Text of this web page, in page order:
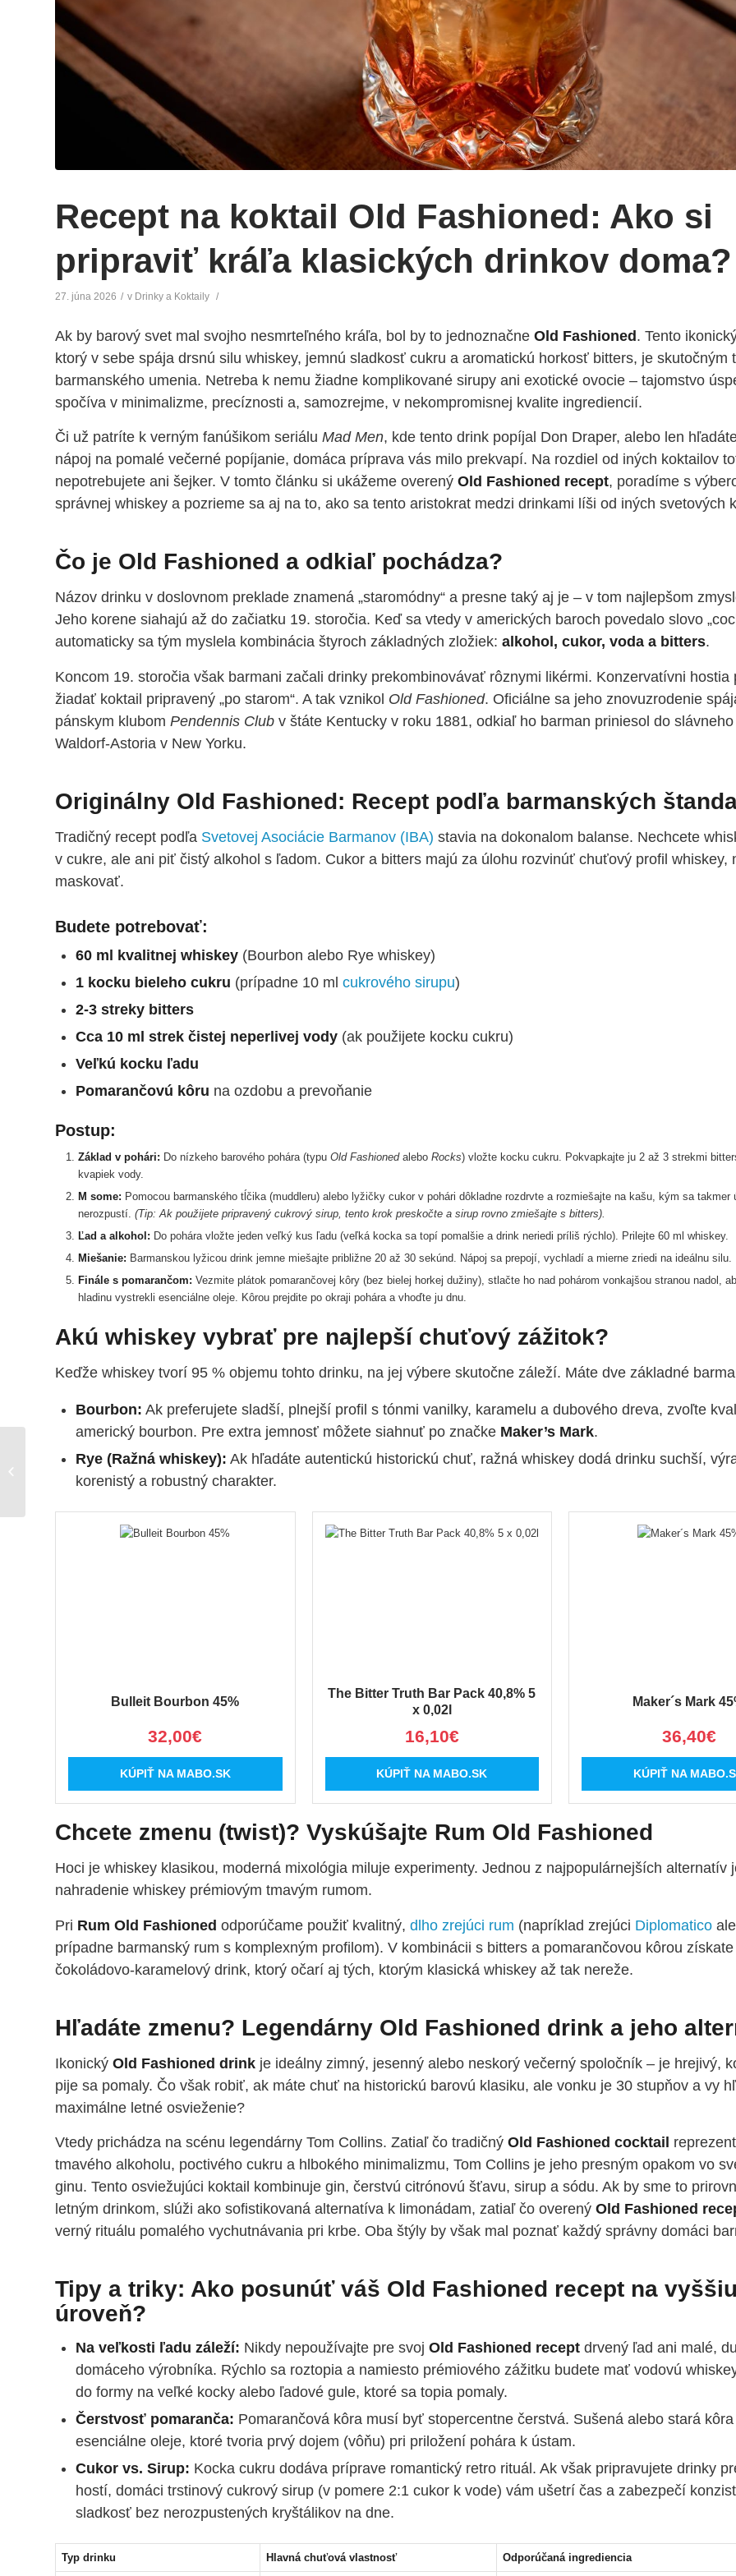
Recept na koktail Old Fashioned: Ako si
pripraviť kráľa klasických drinkov doma?
27. júna 2026 / v Drinky a Koktaily /
Ak by barový svet mal svojho nesmrteľného kráľa, bol by to jednoznačne Old Fashioned. Tento
ktorý v sebe spája drsnú silu whiskey, jemnú sladkosť cukru a aromatickú horkosť bitters, je skutočným
barmanského umenia. Netreba k nemu žiadne komplikované sirupy ani exotické ovocie – tajomstvo
spočíva v minimalizme, precíznosti a, samozrejme, v nekompromisnej kvalite ingrediencií.
Či už patríte k verným fanúšikom seriálu Mad Men, kde tento drink popíjal Don Draper, alebo len
nápoj na pomalé večerné popíjanie, domáca príprava vás milo prekvapí. Na rozdiel od iných koktailov
nepotrebujete ani šejker. V tomto článku si ukážeme overený Old Fashioned recept, poradíme s
správnej whiskey a pozrieme sa aj na to, ako sa tento aristokrat medzi drinkami líši od iných svetových
Čo je Old Fashioned a odkiaľ pochádza?
Názov drinku v doslovnom preklade znamená „staromódny“ a presne taký aj je – v tom najlepšom
Jeho korene siahajú až do začiatku 19. storočia. Keď sa vtedy v amerických baroch povedalo slovo
automaticky sa tým myslela kombinácia štyroch základných zložiek: alkohol, cukor, voda a bitters.
Koncom 19. storočia však barmani začali drinky prekombinovávať rôznymi likérmi. Konzervatívni hostia
žiadať koktail pripravený „po starom“. A tak vznikol Old Fashioned. Oficiálne sa jeho znovuzrodenie
pánskym klubom Pendennis Club v štáte Kentucky v roku 1881, odkiaľ ho barman priniesol do
Waldorf-Astoria v New Yorku.
Originálny Old Fashioned: Recept podľa barmanských
Tradičný recept podľa Svetovej Asociácie Barmanov (IBA) stavia na dokonalom balanse. Nechcete
v cukre, ale ani piť čistý alkohol s ľadom. Cukor a bitters majú za úlohu rozvinúť chuťový profil whiskey,
maskovať.
Budete potrebovať:
60 ml kvalitnej whiskey (Bourbon alebo Rye whiskey)
1 kocku bieleho cukru (prípadne 10 ml cukrového sirupu)
2-3 streky bitters
Cca 10 ml strek čistej neperlivej vody (ak použijete kocku cukru)
Veľkú kocku ľadu
Pomarančovú kôru na ozdobu a prevoňanie
Postup:
Základ v pohári: Do nízkeho barového pohára (typu Old Fashionedalebo Rocks) vložte kocku cukru. Pokvapkajte ju 2 až 3 strekmi
kvapiek vody.
M some: Pomocou barmanského tĺčika (muddleru) alebo lyžičky cukor v pohári dôkladne rozdrvte a rozmiešajte na kašu, kým sa takmer
nerozpustí. (Tip: Ak použijete pripravený cukrový sirup, tento krok preskočte a sirup rovno zmiešajte s bitters).
Ľad a alkohol: Do pohára vložte jeden veľký kus ľadu (veľká kocka sa topí pomalšie a drink neriedi príliš rýchlo). Prilejte 60 ml whiskey.
Miešanie: Barmanskou lyžicou drink jemne miešajte približne 20 až 30 sekúnd. Nápoj sa prepojí, vychladí a mierne zriedi na ideálnu silu.
Finále s pomarančom: Vezmite plátok pomarančovej kôry (bez bielej horkej dužiny), stlačte ho nad pohárom vonkajšou stranou nadol,
hladinu vystrekli esenciálne oleje. Kôrou prejdite po okraji pohára a vhoďte ju dnu.
Akú whiskey vybrať pre najlepší chuťový zážitok?
Keďže whiskey tvorí 95 % objemu tohto drinku, na jej výbere skutočne záleží. Máte dve základné
Bourbon: Ak preferujete sladší, plnejší profil s tónmi vanilky, karamelu a dubového dreva, zvoľte
americký bourbon. Pre extra jemnosť môžete siahnuť po značke Maker’s Mark.
Rye (Ražná whiskey): Ak hľadáte autentickú historickú chuť, ražná whiskey dodá drinku suchší,
korenistý a robustný charakter.
Bulleit Bourbon 45%
32,00€
KÚPIŤ NA MABO.SK
The Bitter Truth Bar Pack 40,8% 5
x 0,02l
16,10€
KÚPIŤ NA MABO.SK
Maker´s Mark
36,40€
KÚPIŤ NA
Chcete zmenu (twist)? Vyskúšajte Rum Old Fashioned
Hoci je whiskey klasikou, moderná mixológia miluje experimenty. Jednou z najpopulárnejších alternatív
nahradenie whiskey prémiovým tmavým rumom.
Pri Rum Old Fashioned odporúčame použiť kvalitný, dlho zrejúci rum (napríklad zrejúci Diplomatico
prípadne barmanský rum s komplexným profilom). V kombinácii s bitters a pomarančovou kôrou
čokoládovo-karamelový drink, ktorý očarí aj tých, ktorým klasická whiskey až tak nereže.
Hľadáte zmenu? Legendárny Old Fashioned drink a jeho
Ikonický Old Fashioned drink je ideálny zimný, jesenný alebo neskorý večerný spoločník – je hrejivý,
pije sa pomaly. Čo však robiť, ak máte chuť na historickú barovú klasiku, ale vonku je 30 stupňov a vy
maximálne letné osvieženie?
Vtedy prichádza na scénu legendárny Tom Collins. Zatiaľ čo tradičný Old Fashioned cocktail
tmavého alkoholu, poctivého cukru a hlbokého minimalizmu, Tom Collins je jeho presným opakom vo
ginu. Tento osviežujúci koktail kombinuje gin, čerstvú citrónovú šťavu, sirup a sódu. Ak by sme to
letným drinkom, slúži ako sofistikovaná alternatíva k limonádam, zatiaľ čo overený Old Fashioned
verný rituálu pomalého vychutnávania pri krbe. Oba štýly by však mal poznať každý správny domáci
Tipy a triky: Ako posunúť váš Old Fashioned recept na vyššiu
úroveň?
Na veľkosti ľadu záleží: Nikdy nepoužívajte pre svoj Old Fashioned recept drvený ľad ani malé,
domáceho výrobníka. Rýchlo sa roztopia a namiesto prémiového zážitku budete mať vodovú
do formy na veľké kocky alebo ľadové gule, ktoré sa topia pomaly.
Čerstvosť pomaranča: Pomarančová kôra musí byť stopercentne čerstvá. Sušená alebo stará
esenciálne oleje, ktoré tvoria prvý dojem (vôňu) pri priložení pohára k ústam.
Cukor vs. Sirup: Kocka cukru dodáva príprave romantický retro rituál. Ak však pripravujete drinky
hostí, domáci trstinový cukrový sirup (v pomere 2:1 cukor k vode) vám ušetrí čas a zabezpečí
sladkosť bez nerozpustených kryštálikov na dne.
Typ drinku Hlavná chuťová vlastnosť Odporúčaná ingrediencia
pripraviť klasický
kubánsky rum koktail a